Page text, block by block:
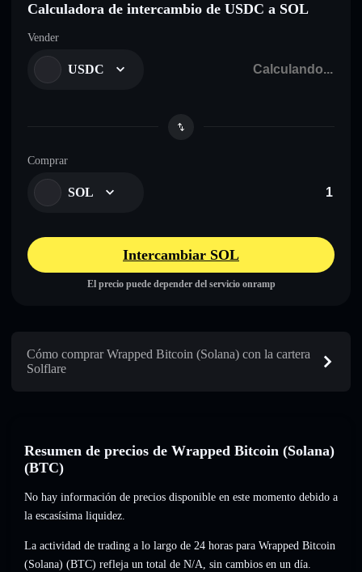
Calculadora de intercambio de USDC a SOL
Vender
USDC
Comprar
SOL
Intercambiar SOL
El precio puede depender del servicio onramp
Cómo comprar Wrapped Bitcoin (Solana) con la cartera
Solflare
Resumen de precios de Wrapped Bitcoin (Solana)
(BTC)
No hay información de precios disponible en este momento debido a
la escasísima liquidez.
La actividad de trading a lo largo de 24 horas para Wrapped Bitcoin
(Solana) (BTC) refleja un total de N/A, sin cambios en un día.